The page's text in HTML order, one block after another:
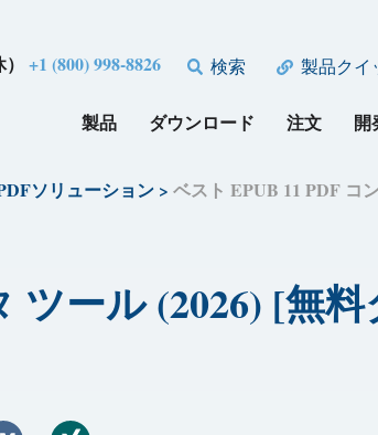
）+1 (800) 998-8826 検索 製品クイ
製品 ダウンロード 注文 開
ソリューション> ベスト EPUB 11 PDF コ
ツール (2026) [無